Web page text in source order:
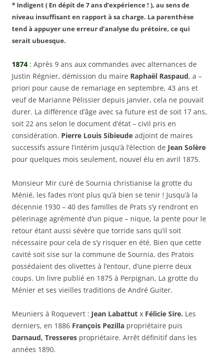
* Indigent ( En dépit de 7 ans d’expérience ! ), au sens de
niveau insuffisant en rapport à sa charge. La parenthèse
tend à appuyer une erreur d’analyse du prétoire, ce qui
serait ubuesque.
1874 : Après 9 ans aux commandes avec alternances de
Justin Régnier, démission du maire Raphaël Raspaud, a –
priori pour cause de remariage en septembre, 43 ans et
veuf de Marianne Pélissier depuis janvier, cela ne pouvait
durer. La différence d’âge avec sa future est de soit 17 ans,
soit 22 ans selon le document d’état – civil pris en
considération. Pierre Louis Sibieude adjoint de maires
successifs assure l’intérim jusqu’à l’élection de Jean Solère
pour quelques mois seulement, nouvel élu en avril 1875.
Monsieur Mir curé de Sournia christianise la grotte du
Ménié, les fades n’ont plus qu’à bien se tenir ! Jusqu’à la
décennie 1930 – 40 des familles de Prats s’y rendront en
pèlerinage agrémenté d’un pique – nique, la pente pour le
retour étant aussi sévère que torride sans qu’il soit
nécessaire pour cela de s’y risquer en été. Bien que cette
cavité soit sise sur la commune de Sournia, des Pratois
possédaient des olivettes à l’entour, d’une pierre deux
coups. Un livre publié en 1875 à Perpignan, La grotte du
Ménier et ses vieilles traditions de André Guiter.
Meuniers à Roquevert : Jean Labattut x Félicie Sire. Les
derniers, en 1886 François Pezilla propriétaire puis
Darnaud, Tresseres propriétaire. Arrêt définitif dans les
années 1890.